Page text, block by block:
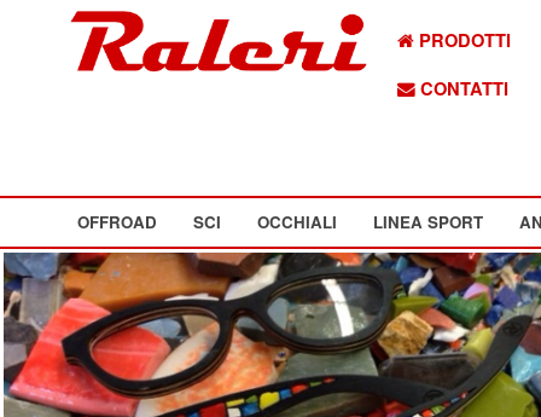
PRODOTTI
CONTATTI
OFFROAD SCI OCCHIALI LINEA SPORT